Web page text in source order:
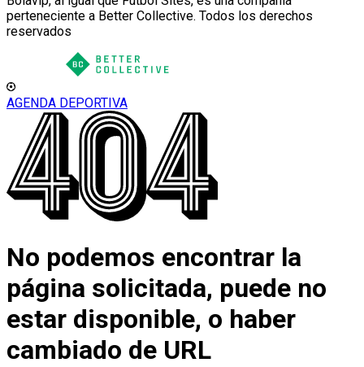
perteneciente a Better Collective. Todos los derechos
reservados
AGENDA DEPORTIVA
No podemos encontrar la
página solicitada, puede no
estar disponible, o haber
cambiado de URL